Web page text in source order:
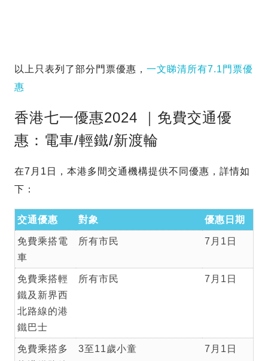
以上只表列了部分門票優惠， 一文睇清所有7.1門票優
惠
香港七一優惠2024 ｜免費交通優
惠：電車/輕鐵/新渡輪
在7月1日，本港多間交通機構提供不同優惠，詳情如
下：
交通優惠 對象 優惠日期
免費乘搭電
車
所有市民 7月1日
免費乘搭輕
鐵及新界西
北路線的港
鐵巴士
所有市民 7月1日
免費乘搭多
3至11歲小童 7月1日